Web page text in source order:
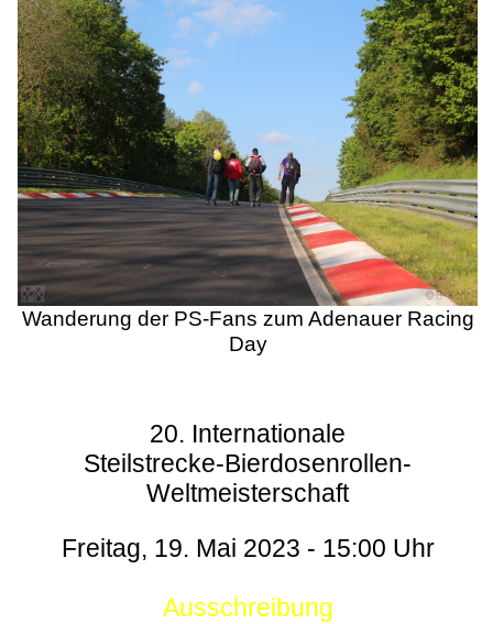
Wanderung der PS-Fans zum Adenauer Racing
Day
20. Internationale
Steilstrecke-Bierdosenrollen-
Weltmeisterschaft
Freitag, 19. Mai 2023 - 15:00 Uhr
Ausschreibung